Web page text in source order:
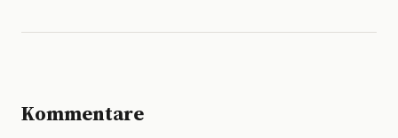
Kommentare